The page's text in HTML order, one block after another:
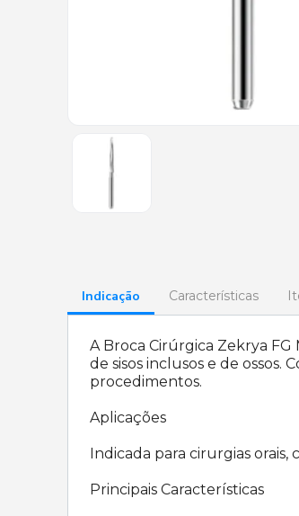
Indicação Características
A Broca Cirúrgica Zekrya
de sisos inclusos e de
procedimentos.
Aplicações
Indicada para cirurgias orais,
Principais Características